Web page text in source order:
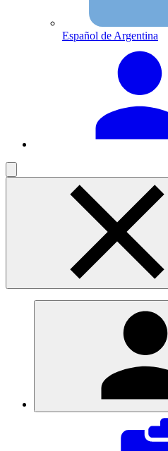
Español de Argentina